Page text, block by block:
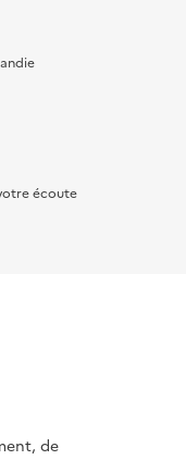
écoute
de